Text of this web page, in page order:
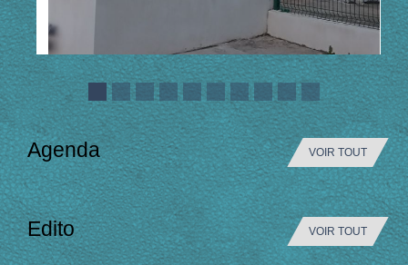
Agenda VOIR TOUT
Edito VOIR TOUT